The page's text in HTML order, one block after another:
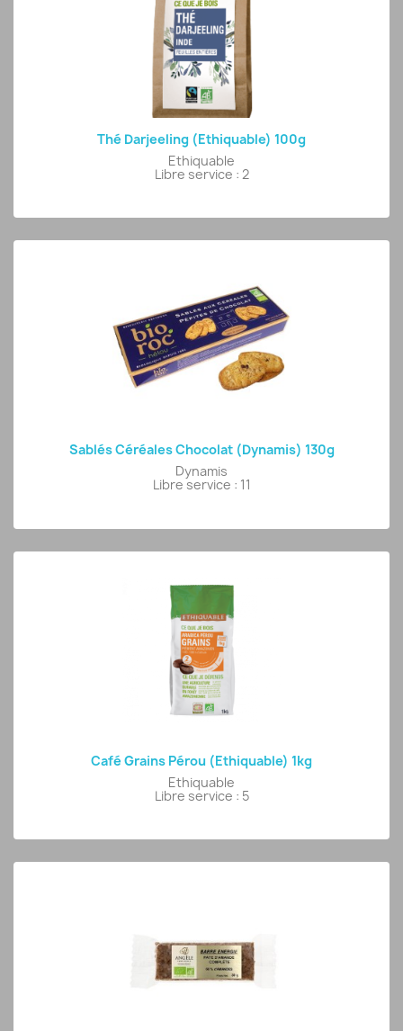
Thé Darjeeling (Ethiquable) 100g
Ethiquable
Libre service : 2
Sablés Céréales Chocolat (Dynamis) 130g
Dynamis
Libre service : 11
Café Grains Pérou (Ethiquable) 1kg
Ethiquable
Libre service : 5